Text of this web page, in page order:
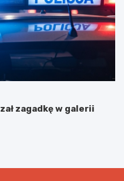
zagadkę w galerii